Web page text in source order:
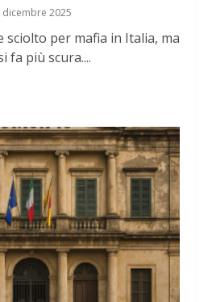
dicembre 2025
sciolto per mafia in Italia, ma
fa più scura....